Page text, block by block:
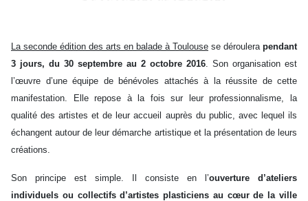
La seconde édition des arts en balade à Toulouse se déroulera pendant
3 jours, du 30 septembre au 2 octobre 2016 . Son organisation est
l’œuvre d’une équipe de bénévoles attachés à la réussite de cette
manifestation. Elle repose à la fois sur leur professionnalisme, la
qualité des artistes et de leur accueil auprès du public, avec lequel ils
échangent autour de leur démarche artistique et la présentation de leurs
créations.
Son principe est simple. Il consiste en l’ouverture d’ateliers
individuels ou collectifs d’artistes plasticiens au cœur de la ville